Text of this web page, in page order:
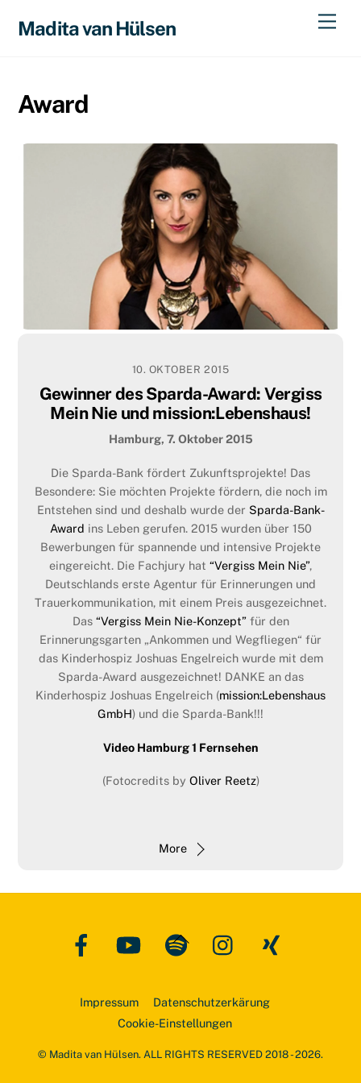
Madita van Hülsen
Award
Movie meets Media 2017
MOVIEMEETS MEDIA:Am 27. November 2017 treffen sich
Regisseure, Produzenten und Prominenten zum networken,
tanzen und feiern bis in die frühen Morgenstunden. An
diesem Abend wird zum sechsten Mal im Rahmen der
„Movie meets Media“ der „Coolste Kommissar/in“ verliehen.
Durch den Abend führt Moderatorin Madita van Hülsen.
(Photo by
Oliver Reetz)
Hier mehr Infos zur Movie meets MediaundSören Bauer
Events
More
10. OKTOBER 2015
Gewinner des Sparda-Award: Vergiss
Mein Nie und mission:Lebenshaus!
Hamburg, 7. Oktober 2015
Die Sparda-Bank fördert Zukunftsprojekte! Das
Besondere: Sie möchten Projekte fördern, die noch im
Entstehen sind und deshalb wurde der Sparda-Bank-
Award ins Leben gerufen. 2015 wurden über 150
Bewerbungen für spannende und intensive Projekte
eingereicht. Die Fachjury hat “Vergiss Mein Nie”,
Deutschlands erste Agentur für Erinnerungen und
Trauerkommunikation, mit einem Preis ausgezeichnet.
Das “Vergiss Mein Nie-Konzept”für den
Erinnerungsgarten „Ankommen und Wegfliegen“ für
das Kinderhospiz Joshuas Engelreich wurde mit dem
Sparda-Award ausgezeichnet! DANKE an das
Kinderhospiz Joshuas Engelreich (mission:Lebenshaus
GmbH) und die Sparda-Bank!!!
Video Hamburg 1 Fernsehen
(Fotocredits by Oliver Reetz)
More
Back
To
Facebook YouTube Spotify Instagram
Impressum
Datenschutzerkärung
Cookie-Einstellungen
© Madita van Hülsen. ALL RIGHTS RESERVED 2018 - 2026.